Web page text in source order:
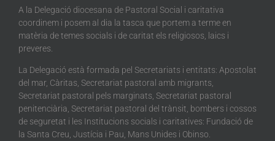
A la Delegació diocesana de Pastoral Social i caritativa
coordinem i posem al dia la tasca que portem a terme en
matèria de temes socials i de caritat els religiosos, laics i
preveres.
La Delegació està formada pel Secretariats i entitats: Apostolat
del mar, Càritas, Secretariat pastoral amb migrants,
Secretariat pastoral pels marginats, Secretariat pastoral
penitenciària, Secretariat pastoral del trànsit, bombers i cossos
de seguretat i les Institucions socials i caritatives: Fundació de
la Santa Creu, Justícia i Pau, Mans Unides i Obinso.